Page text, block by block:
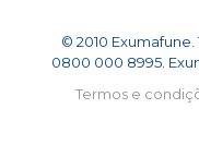
© 2010
0800 000 8995.
Termos e